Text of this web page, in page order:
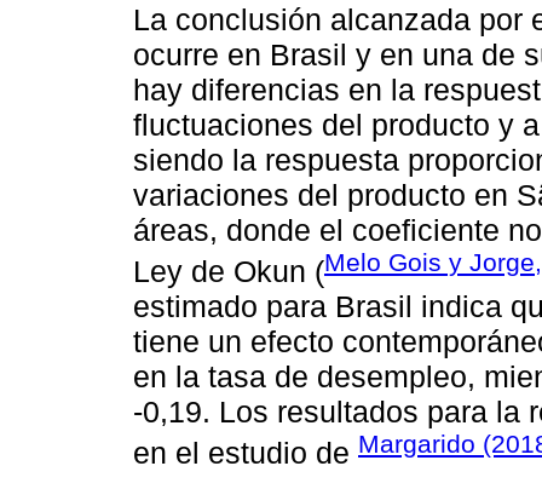
La conclusión alcanzada por
ocurre en Brasil y en una de
hay diferencias en la
fluctuaciones del producto y
siendo la respuesta
variaciones del producto en
áreas, donde el coeficiente
Ley de Okun (Melo Gois y
estimado para Brasil indica
tiene un efecto
en la tasa de desempleo,
-0,19. Los resultados para la
en el estudio de Margarido